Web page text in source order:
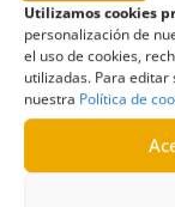
Utilizamos cookies
personalización de
el uso de cookies,
utilizadas. Para
nuestra Política de